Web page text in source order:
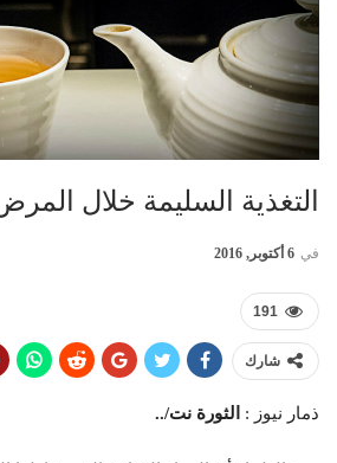
التغذية السليمة خلال
في 6 أكتوبر, 2016
191
شارك
ذمار نيوز : الثورة نت/..